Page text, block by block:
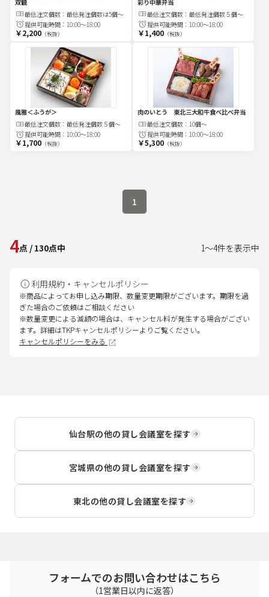
双観
最低注文個数： 最低発注個数は5個〜
提供可能時間： 10:00～18:00
￥2,200（税抜）
彩り中華弁当
最低注文個数： 最低発注個数５個〜
提供可能時間： 10:00～18:00
￥1,400（税抜）
風雅＜ふうが＞
最低注文個数： 最低発注個数５個〜
提供可能時間： 10:00～18:00
￥1,700（税抜）
肉のいとう 東北三大和牛食べ比べ弁当
最低注文個数： 10個～
提供可能時間： 10:00～18:00
￥5,300（税抜）
1
4点 / 130点中 1～4件を表示中
利用規約・キャンセルポリシー
※商品によってお申し込み期限、数量変更期限がございます。期限を過
ぎた場合のご依頼はご相談ください
※数量変更による減額の場合は、キャンセル料が発生する場合がござい
ます。詳細はTKPキャンセルポリシーよりご覧ください。
キャンセルポリシーをみる
仙台駅の他の貸し会議室を探す
宮城県の他の貸し会議室を探す
東北の他の貸し会議室を探す
フォームでのお問い合わせはこちら
（1営業日以内に返答）